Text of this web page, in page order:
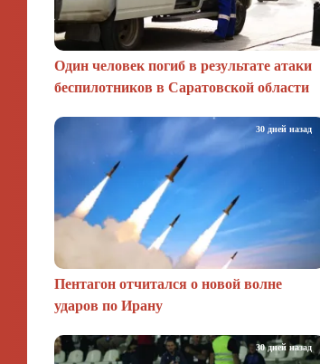
Один человек погиб в результате атаки
беспилотников в Саратовской области
Пентагон отчитался о новой волне
ударов по Ирану
30 дней назад
30 дней назад